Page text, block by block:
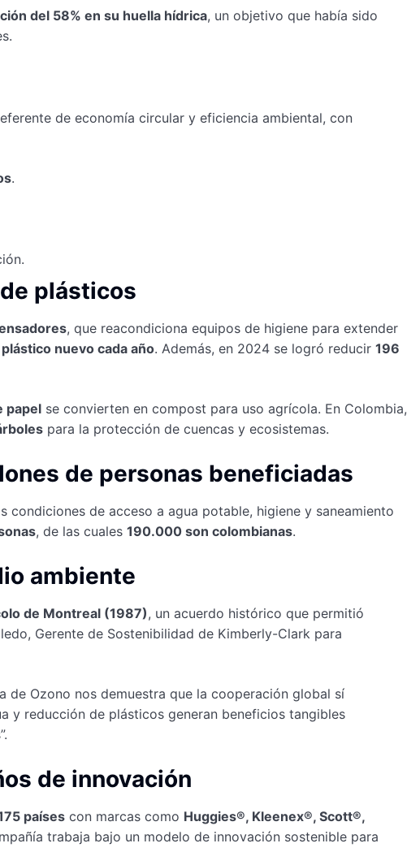
del 58% en su huella hídrica, un objetivo que había sido
de economía circular y eficiencia ambiental, con
.
plásticos
, que reacondiciona equipos de higiene para extender
nuevo cada año. Además, en 2024 se logró reducir 196
papel se convierten en compost para uso agrícola. En Colombia,
para la protección de cuencas y ecosistemas.
de personas beneficiadas
condiciones de acceso a agua potable, higiene y saneamiento
, de las cuales 190.000 son colombianas.
ambiente
de Montreal (1987), un acuerdo histórico que permitió
Gerente de Sostenibilidad de Kimberly-Clark para
de Ozono nos demuestra que la cooperación global sí
y reducción de plásticos generan beneficios tangibles
de innovación
países con marcas como Huggies®, Kleenex®, Scott®,
trabaja bajo un modelo de innovación sostenible para